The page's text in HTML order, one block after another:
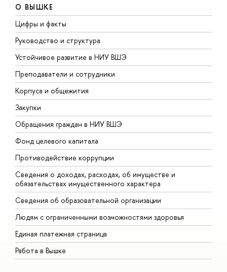
О ВЫШКЕ
Цифры и факты
Руководство и структура
Устойчивое развитие в НИУ ВШЭ
Преподаватели и сотрудники
Корпуса и общежития
Закупки
Обращения граждан в НИУ ВШЭ
Фонд целевого капитала
Противодействие коррупции
Сведения о доходах, расходах, об имуществе и
обязательствах имущественного характера
Сведения об образовательной организации
Людям с ограниченными возможностями здоровья
Единая платежная страница
Работа в Вышке